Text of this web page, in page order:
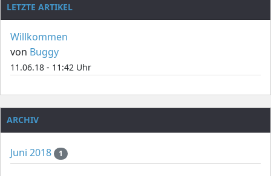
LETZTE ARTIKEL
Willkommen
von Buggy
11.06.18 - 11:42 Uhr
ARCHIV
Juni 2018 1